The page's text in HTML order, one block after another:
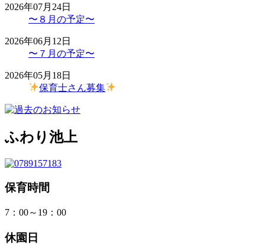
2026年07月24日
〜８月の予定〜
2026年06月12日
〜７月の予定〜
2026年05月18日
保育士さん募集
ふわり池上
保育時間
7：00～19：00
休園日